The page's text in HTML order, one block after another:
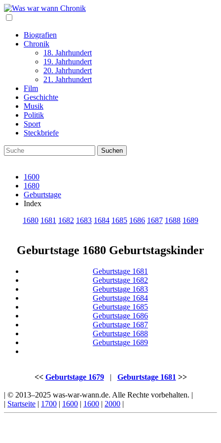
Biografien
Chronik
18. Jahrhundert
19. Jahrhundert
20. Jahrhundert
21. Jahrhundert
Film
Geschichte
Musik
Politik
Sport
Steckbriefe
1600
1680
Geburtstage
Index
1680 1681 1682 1683 1684 1685 1686 1687 1688 1689
Geburtstage 1680 Geburtstagskinder
Geburtstage 1681
Geburtstage 1682
Geburtstage 1683
Geburtstage 1684
Geburtstage 1685
Geburtstage 1686
Geburtstage 1687
Geburtstage 1688
Geburtstage 1689
<< Geburtstage 1679| Geburtstage 1681 >>
| © 2013–2025 was-war-wann.de. Alle Rechte vorbehalten. |
| Startseite | 1700 | 1600 | 1600 | 2000 |